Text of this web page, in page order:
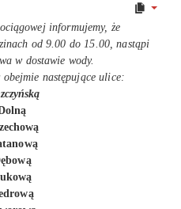
informujemy, że
od 9.00 do 15.00, nastąpi
w dostawie wody.
następujące ulice: